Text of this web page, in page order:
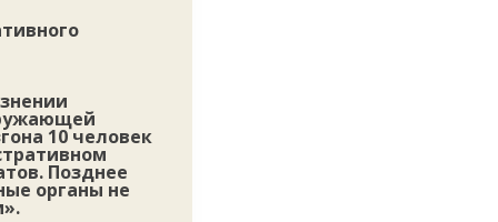
10 человек
Позднее
органы не